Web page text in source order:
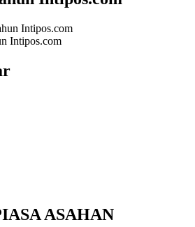
Intipos.com
ASAHAN